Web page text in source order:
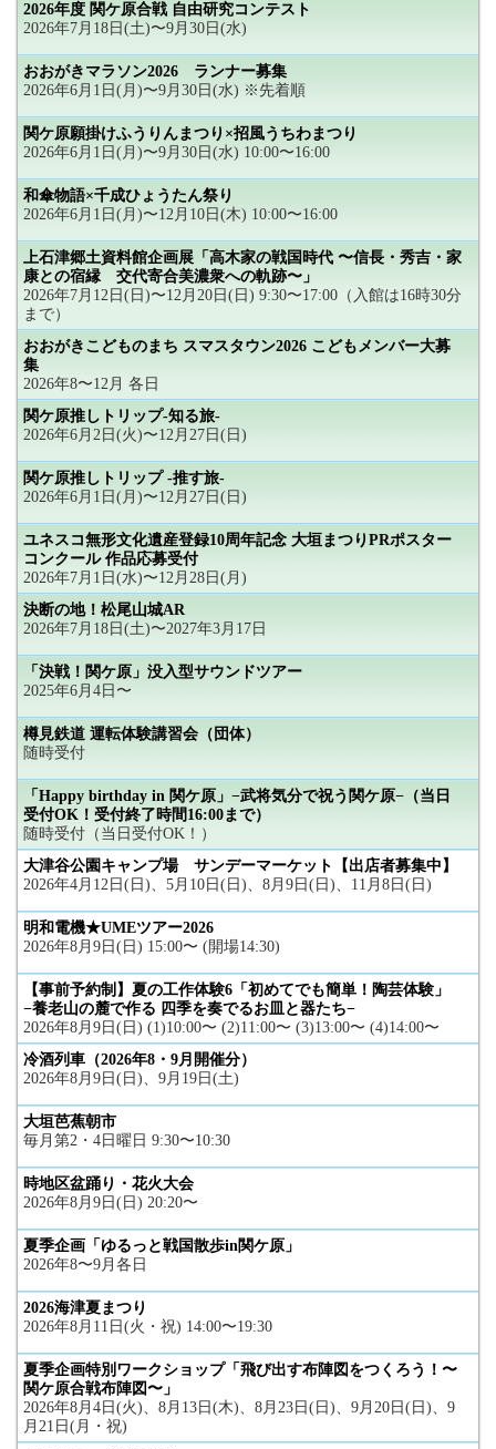
2026年度 関ケ原合戦 自由研究コンテスト
2026年7月18日(土)〜9月30日(水)
おおがきマラソン2026 ランナー募集
2026年6月1日(月)〜9月30日(水) ※先着順
関ケ原願掛けふうりんまつり×招風うちわまつり
2026年6月1日(月)〜9月30日(水) 10:00〜16:00
和傘物語×千成ひょうたん祭り
2026年6月1日(月)〜12月10日(木) 10:00〜16:00
上石津郷土資料館企画展「高木家の戦国時代 〜信長・秀吉・家
康との宿縁 交代寄合美濃衆への軌跡〜」
2026年7月12日(日)〜12月20日(日) 9:30〜17:00（入館は16時30分
まで）
おおがきこどものまち スマスタウン2026 こどもメンバー大募
集
2026年8〜12月 各日
関ケ原推しトリップ-知る旅-
2026年6月2日(火)〜12月27日(日)
関ケ原推しトリップ -推す旅-
2026年6月1日(月)〜12月27日(日)
ユネスコ無形文化遺産登録10周年記念 大垣まつりPRポスター
コンクール 作品応募受付
2026年7月1日(水)〜12月28日(月)
決断の地！松尾山城AR
2026年7月18日(土)〜2027年3月17日
「決戦！関ケ原」没入型サウンドツアー
2025年6月4日〜
樽見鉄道 運転体験講習会（団体）
随時受付
「Happy birthday in 関ケ原」−武将気分で祝う関ケ原−（当日
受付OK！受付終了時間16:00まで）
随時受付（当日受付OK！）
大津谷公園キャンプ場 サンデーマーケット【出店者募集中】
2026年4月12日(日)、5月10日(日)、8月9日(日)、11月8日(日)
明和電機★UMEツアー2026
2026年8月9日(日) 15:00〜 (開場14:30)
【事前予約制】夏の工作体験6「初めてでも簡単！陶芸体験」
−養老山の麓で作る 四季を奏でるお皿と器たち−
2026年8月9日(日) (1)10:00〜 (2)11:00〜 (3)13:00〜 (4)14:00〜
冷酒列車（2026年8・9月開催分）
2026年8月9日(日)、9月19日(土)
大垣芭蕉朝市
毎月第2・4日曜日 9:30〜10:30
時地区盆踊り・花火大会
2026年8月9日(日) 20:20〜
夏季企画「ゆるっと戦国散歩in関ケ原」
2026年8〜9月各日
2026海津夏まつり
2026年8月11日(火・祝) 14:00〜19:30
夏季企画特別ワークショップ「飛び出す布陣図をつくろう！〜
関ケ原合戦布陣図〜」
2026年8月4日(火)、8月13日(木)、8月23日(日)、9月20日(日)、9
月21日(月・祝)